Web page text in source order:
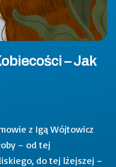
– Jak
z Igą Wójtowicz
– od tej
do tej lżejszej –